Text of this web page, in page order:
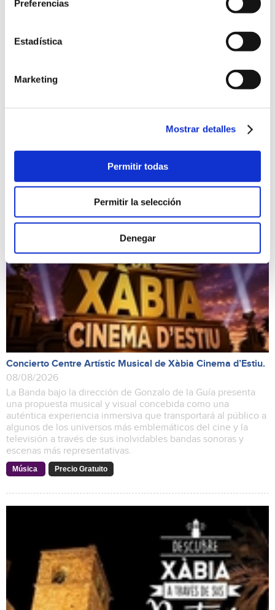
Preferencias
Estadística
Marketing
Mostrar detalles
Permitir todas
Permitir la selección
Denegar
últimos trabajos realizados alrededor la Albufera de València
Concierto Centre Artístic Musical de Xàbia Cinema d’Estiu.
08/08/2026
La Banda bajo la dirección de Gonzalo de la Guía presenta
una propuesta musical y visual concebida como una
auténtica experiencia inmersiva que transportará al público a
algunos de los universos más emblemáticos del cine y la
televisión a través de sus inolvidables bandas sonoras y
escenas más representativas.
Música Precio Gratuito